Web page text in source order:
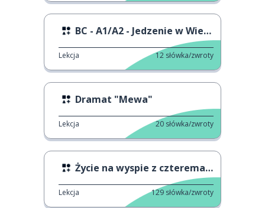
BC - A1/A2 - Jedzenie w Wielkiej Brytanii 1
Lekcja 12 słówka/zwroty
Dramat "Mewa"
Lekcja 20 słówka/zwroty
Życie na wyspie z czterema osobami
Lekcja 129 słówka/zwroty